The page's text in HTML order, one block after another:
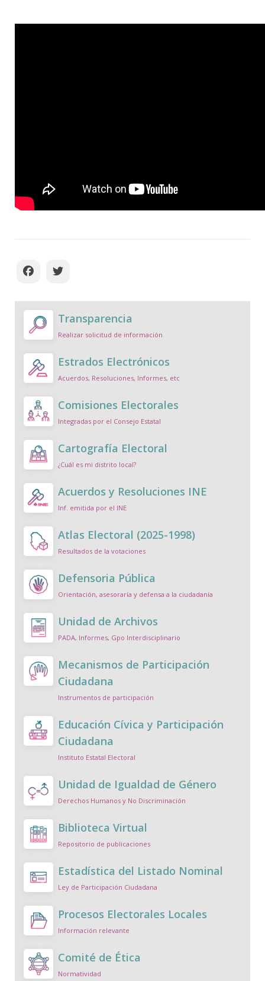
Transparencia
Realizar solicitud de información
Estrados Electrónicos
Acuerdos, Resoluciones, Informes, etc
Comisiones Electorales
Integradas por el Consejo Estatal
Cartografía Electoral
¿Cuál es mi distrito local?
Acuerdos y Resoluciones INE
Inf. emitida por el INE
Atlas Electoral (2025-1998)
Resultados de la votaciones
Defensoria Pública
Orientación, asesoraría y defensa a la ciudadanía
Unidad de Archivos
PADA, Informes, Gpo Interdisciplinario
Mecanismos de Participación
Ciudadana
Instrumentos de participación
Educación Cívica y Participación
Ciudadana
Instituto Estatal Electoral
Unidad de Igualdad de Género
Derechos Humanos y No Discriminación
Biblioteca Virtual
Repositorio de publicaciones
Estadística del Listado Nominal
Ley de Participación Ciudadana
Procesos Electorales Locales
Información relevante
Comité de Ética
Normatividad